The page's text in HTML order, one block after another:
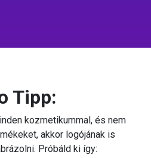
Tipp:
kozmetikummal, és nem
akkor logójának is
Próbáld ki így: